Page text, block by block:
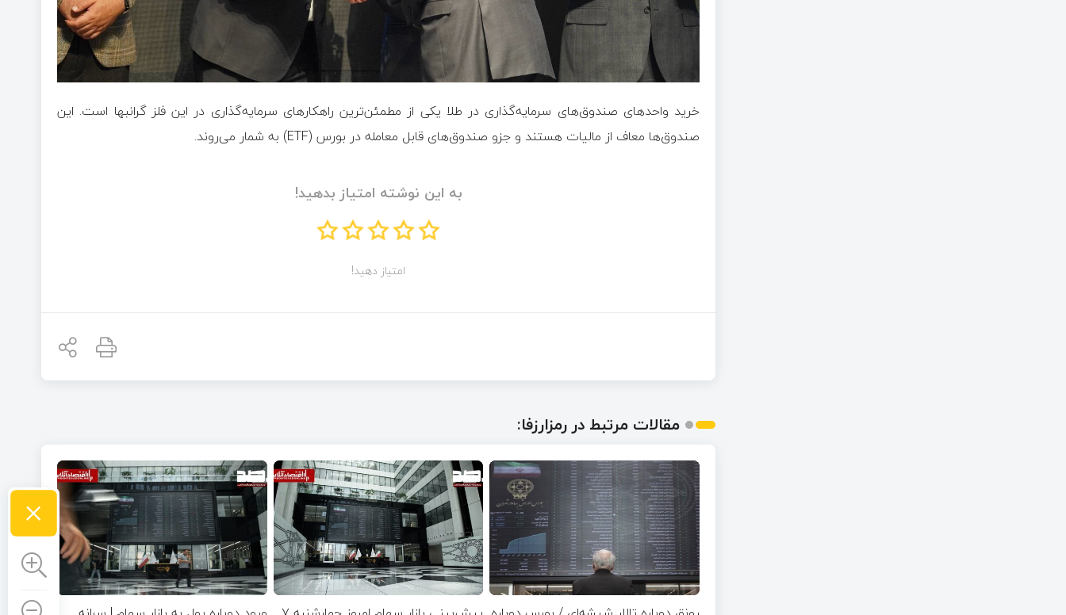
خرید واحد‌های صندوق‌های سرمایه‌گذاری در طلا یکی از مطمئن‌ترین راهکار‌های سرمایه‌گذاری در این فلز گرانبها است. این
صندوق‌ها معاف از مالیات هستند و جزو صندوق‌های قابل معامله در بورس (ETF) به شمار می‌روند.
به این نوشته امتیاز بدهید!
امتیاز دهید!
مقالات مرتبط در رمزارزفا:
×